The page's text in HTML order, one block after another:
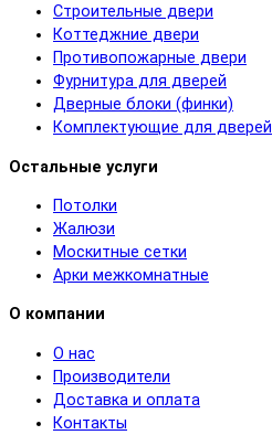
Строительные двери
Коттеджние двери
Противопожарные двери
Фурнитура для дверей
Дверные блоки (финки)
Комплектующие для дверей
Остальные услуги
Потолки
Жалюзи
Москитные сетки
Арки межкомнатные
О компании
О нас
Производители
Доставка и оплата
Контакты